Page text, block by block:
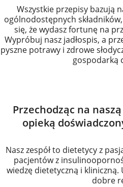
Wszystkie przepisy bazują
ogólnodostępnych
się, że wydasz fortunę na
Wypróbuj nasz jadłospis, a
pyszne potrawy i zdrowe
gospodarką
Przechodząc na
opieką
Nasz zespół to dietetycy z
pacjentów z
wiedzę dietetyczną i
dobre